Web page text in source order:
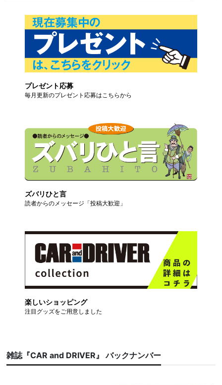
プレゼント応募
毎月更新のプレゼント応募はこちらから
ズバリひと言
読者からのメッセージ「投稿大歓迎」
楽しいショッピング
注目グッズをご用意しました
雑誌『CAR and DRIVER』 バックナンバー